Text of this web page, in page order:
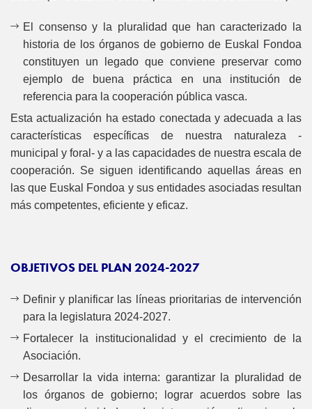
El consenso y la pluralidad que han caracterizado la
historia de los órganos de gobierno de Euskal Fondoa
constituyen un legado que conviene preservar como
ejemplo de buena práctica en una institución de
referencia para la cooperación pública vasca.
Esta actualización ha estado conectada y adecuada a las
características específicas de nuestra naturaleza -
municipal y foral- y a las capacidades de nuestra escala de
cooperación. Se siguen identificando aquellas áreas en
las que Euskal Fondoa y sus entidades asociadas resultan
más competentes, eficiente y eficaz.
OBJETIVOS DEL PLAN 2024-2027
Definir y planificar las líneas prioritarias de intervención
para la legislatura 2024-2027.
Fortalecer la institucionalidad y el crecimiento de la
Asociación.
Desarrollar la vida interna: garantizar la pluralidad de
los órganos de gobierno; lograr acuerdos sobre las